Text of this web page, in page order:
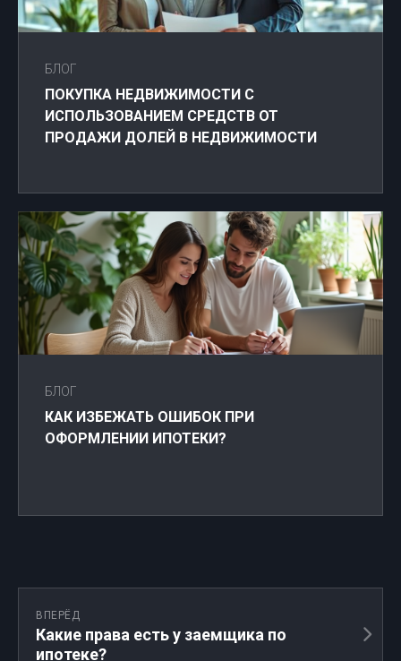
БЛОГ
ПОКУПКА НЕДВИЖИМОСТИ С
ИСПОЛЬЗОВАНИЕМ СРЕДСТВ ОТ
ПРОДАЖИ ДОЛЕЙ В НЕДВИЖИМОСТИ
БЛОГ
КАК ИЗБЕЖАТЬ ОШИБОК ПРИ
ОФОРМЛЕНИИ ИПОТЕКИ?
ВПЕРЁД
Какие права есть у заемщика по
ипотеке?